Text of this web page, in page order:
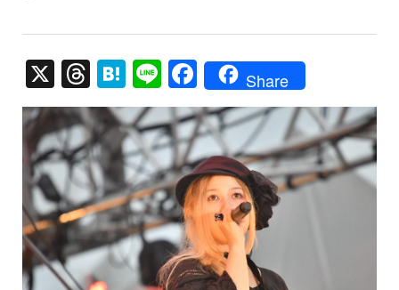
X
T
hr
e
a
d
s
H
at
e
n
a
Li
n
e
F
a
c
e
b
o
o
k
Share